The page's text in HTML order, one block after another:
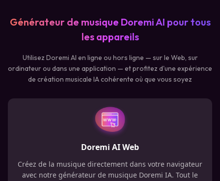
Générateur de musique Doremi AI pour tous
les appareils
Utilisez Doremi AI en ligne ou hors ligne — sur le Web, sur
ordinateur ou dans une application — et profitez d'une expérience
de création musicale IA cohérente où que vous soyez
Doremi AI Web
Créez de la musique directement dans votre navigateur
avec notre générateur de musique Doremi IA. Tout le